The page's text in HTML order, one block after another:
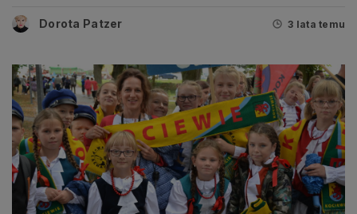
Dorota Patzer 3 lata temu